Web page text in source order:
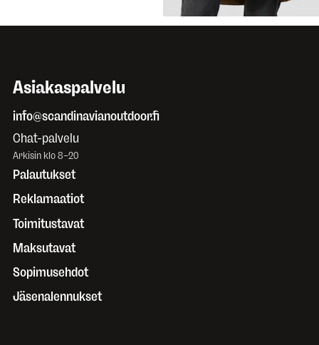
Asiakaspalvelu
info@scandinavianoutdoor.fi
Chat-palvelu
Arkisin klo 8–20
Palautukset
Reklamaatiot
Toimitustavat
Maksutavat
Sopimusehdot
Jäsenalennukset